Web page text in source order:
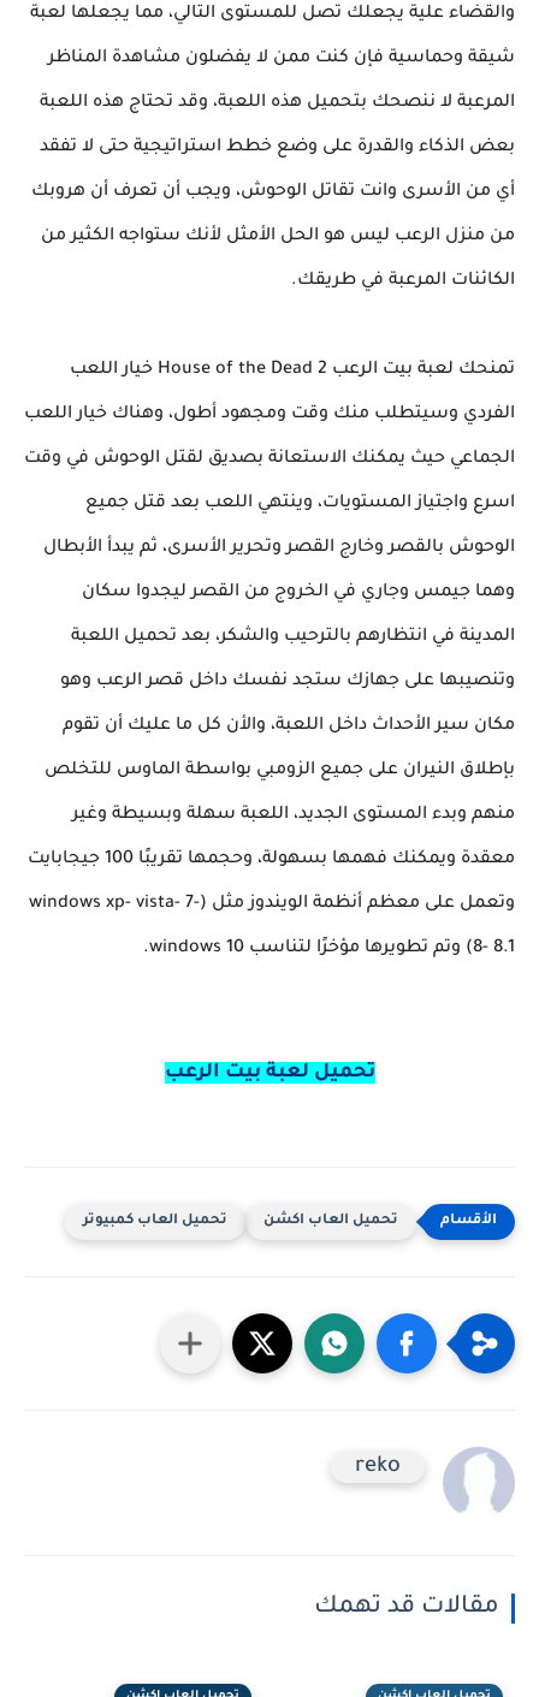
والقضاء علية يجعلك تصل للمستوى التالي، مما يجعلها لعبة
شيقة وحماسية فإن كنت ممن لا يفضلون مشاهدة المناظر
المرعبة لا ننصحك بتحميل هذه اللعبة، وقد تحتاج هذه اللعبة
بعض الذكاء والقدرة على وضع خطط استراتيجية حتى لا تفقد
أي من الأسرى وانت تقاتل الوحوش، ويجب أن تعرف أن هروبك
من منزل الرعب ليس هو الحل الأمثل لأنك ستواجه الكثير من
الكائنات المرعبة في طريقك.
تمنحك لعبة بيت الرعب 2 House of the Dead خيار اللعب
الفردي وسيتطلب منك وقت ومجهود أطول، وهناك خيار اللعب
الجماعي حيث يمكنك الاستعانة بصديق لقتل الوحوش في وقت
اسرع واجتياز المستويات، وينتهي اللعب بعد قتل جميع
الوحوش بالقصر وخارج القصر وتحرير الأسرى، ثم يبدأ الأبطال
وهما جيمس وجاري في الخروج من القصر ليجدوا سكان
المدينة في انتظارهم بالترحيب والشكر، بعد تحميل اللعبة
وتنصيبها على جهازك ستجد نفسك داخل قصر الرعب وهو
مكان سير الأحداث داخل اللعبة، والأن كل ما عليك أن تقوم
بإطلاق النيران على جميع الزومبي بواسطة الماوس للتخلص
منهم وبدء المستوى الجديد، اللعبة سهلة وبسيطة وغير
معقدة ويمكنك فهمها بسهولة، وحجمها تقريبًا 100 جيجابايت
وتعمل على معظم أنظمة الويندوز مثل (windows xp- vista- 7-
8- 8.1) وتم تطويرها مؤخرًا لتناسب windows 10.
تحميل لعبة بيت الرعب
تحميل العاب اكشن تحميل العاب كمبيوتر
reko
مقالات قد تهمك